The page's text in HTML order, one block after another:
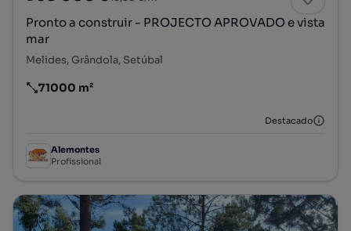
Pronto a construir - PROJECTO APROVADO e vista
mar
Melides, Grândola, Setúbal
Preço por metro quadrado
71000 m²
Destacado
Alemontes
Profissional